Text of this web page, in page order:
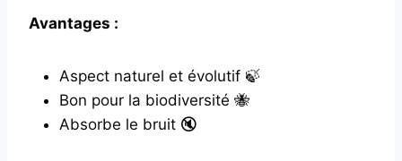
Avantages :
Aspect naturel et évolutif 🍃
Bon pour la biodiversité 🐝
Absorbe le bruit 🔇